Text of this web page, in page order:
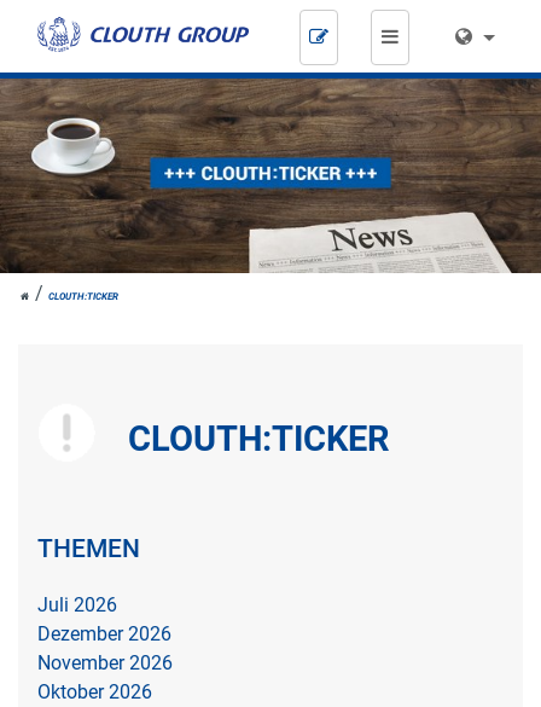
Zum
Inhalt
springen
HOME
CLOUTH:TICKER
CLOUTH:TICKER
THEMEN
Juli 2026
Dezember 2026
November 2026
Oktober 2026